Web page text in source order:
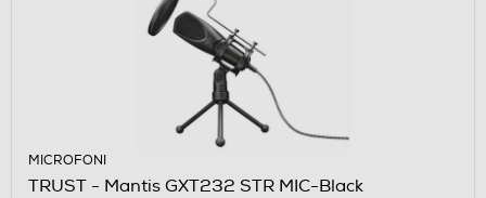
MICROFONI
TRUST - Mantis GXT232 STR MIC-Black